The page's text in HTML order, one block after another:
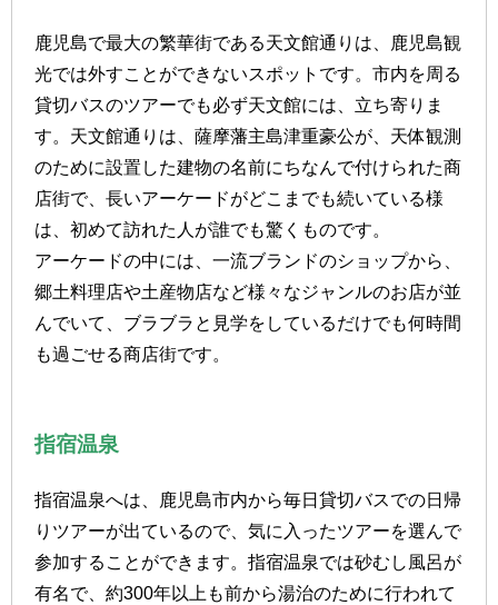
鹿児島で最大の繁華街である天文館通りは、鹿児島観
光では外すことができないスポットです。市内を周る
貸切バスのツアーでも必ず天文館には、立ち寄りま
す。天文館通りは、薩摩藩主島津重豪公が、天体観測
のために設置した建物の名前にちなんで付けられた商
店街で、長いアーケードがどこまでも続いている様
は、初めて訪れた人が誰でも驚くものです。
アーケードの中には、一流ブランドのショップから、
郷土料理店や土産物店など様々なジャンルのお店が並
んでいて、ブラブラと見学をしているだけでも何時間
も過ごせる商店街です。
指宿温泉
指宿温泉へは、鹿児島市内から毎日貸切バスでの日帰
りツアーが出ているので、気に入ったツアーを選んで
参加することができます。指宿温泉では砂むし風呂が
有名で、約300年以上も前から湯治のために行われて